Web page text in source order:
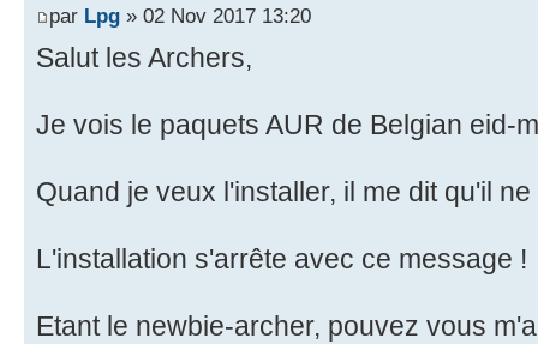
par Lpg » 02 Nov 2017 13:20
Salut les Archers,
Je vois le paquets AUR de Belgian eid-
Quand je veux l'installer, il me dit qu'il
L'installation s'arrête avec ce message !
Etant le newbie-archer, pouvez vous